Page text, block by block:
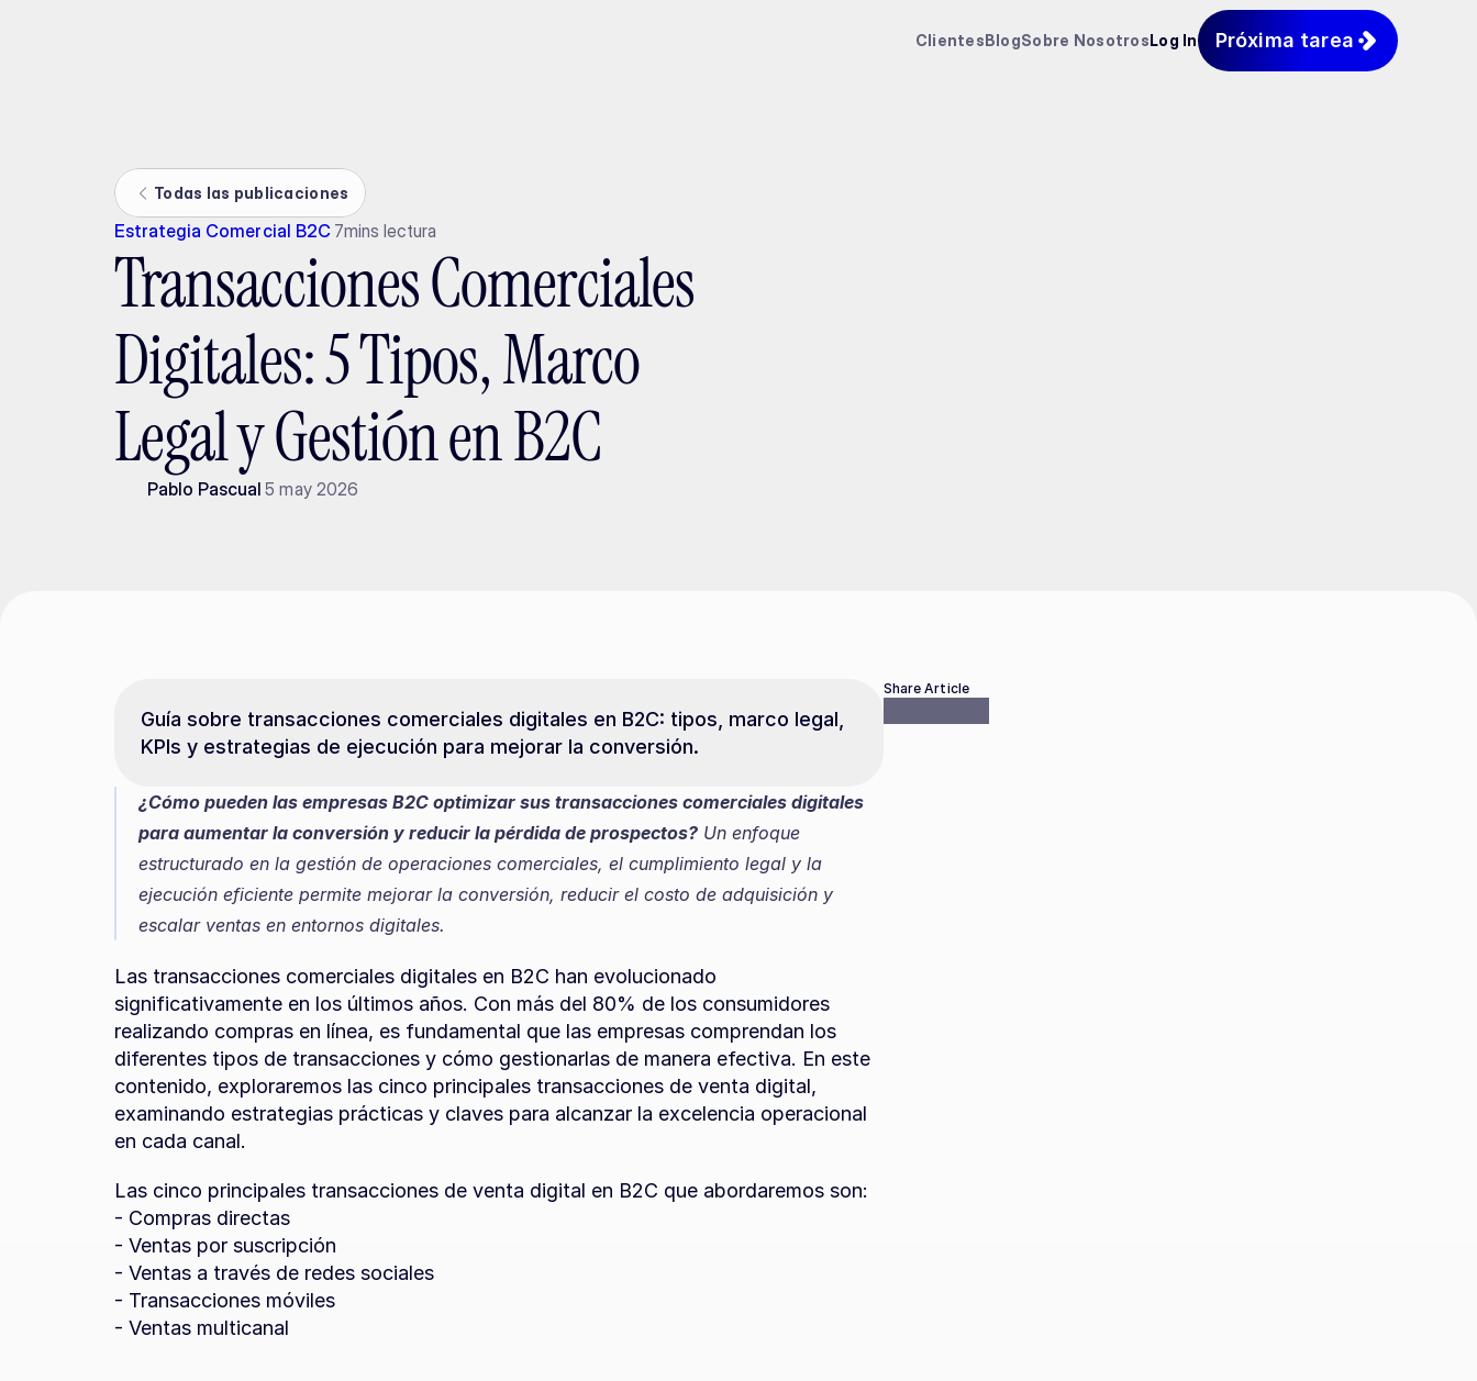
ClientesBlogSobre NosotrosLog In Próxima tarea
Todas las publicaciones
Estrategia Comercial B2C 7mins lectura
Transacciones Comerciales
Digitales: 5 Tipos, Marco
Legal y Gestión en B2C
Pablo Pascual 5 may 2026
Guía sobre transacciones comerciales digitales en B2C: tipos, marco legal,
KPIs y estrategias de ejecución para mejorar la conversión.
¿Cómo pueden las empresas B2C optimizar sus transacciones comerciales digitales
para aumentar la conversión y reducir la pérdida de prospectos? Un enfoque
estructurado en la gestión de operaciones comerciales, el cumplimiento legal y la
ejecución eficiente permite mejorar la conversión, reducir el costo de adquisición y
escalar ventas en entornos digitales.
Las transacciones comerciales digitales en B2C han evolucionado
significativamente en los últimos años. Con más del 80% de los consumidores
realizando compras en línea, es fundamental que las empresas comprendan los
diferentes tipos de transacciones y cómo gestionarlas de manera efectiva. En este
contenido, exploraremos las cinco principales transacciones de venta digital,
examinando estrategias prácticas y claves para alcanzar la excelencia operacional
en cada canal.
Las cinco principales transacciones de venta digital en B2C que abordaremos son:
- Compras directas
- Ventas por suscripción
- Ventas a través de redes sociales
- Transacciones móviles
- Ventas multicanal
Share Article